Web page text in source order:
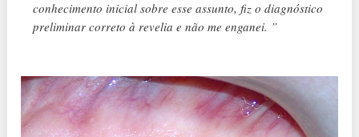
conhecimento inicial sobre esse assunto, fiz o diagnóstico
preliminar correto à revelia e não me enganei. ”